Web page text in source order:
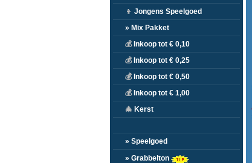
👦 Jongens Speelgoed
» Mix Pakket
💰Inkoop tot € 0,10
💰Inkoop tot € 0,25
💰Inkoop tot € 0,50
💰Inkoop tot € 1,00
🎄 Kerst
» Speelgoed
» Grabbelton